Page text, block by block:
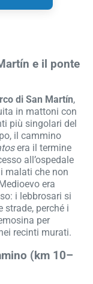
e il ponte
di San Martín,
in mattoni con
più singolari del
il cammino
era il termine
all’ospedale
malati che non
era
i lebbrosari si
strade, perché i
per
recinti murati.
(km 10–